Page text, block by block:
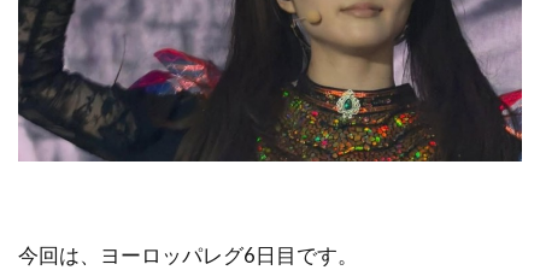
今回は、ヨーロッパレグ6日目です。